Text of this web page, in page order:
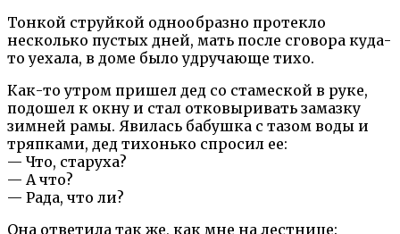
Тонкой струйкой однообразно протекло
несколько пустых дней, мать после сговора куда-
то уехала, в доме было удручающе тихо.
Как-то утром пришел дед со стамеской в руке,
подошел к окну и стал отковыривать замазку
зимней рамы. Явилась бабушка с тазом воды и
тряпками, дед тихонько спросил ее:
— Что, старуха?
— А что?
— Рада, что ли?
Она ответила так же, как мне на лестнице: